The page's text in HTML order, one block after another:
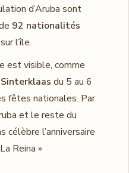
d’Aruba sont
92 nationalités
l’île.
est visible, comme
Sinterklaas du 5 au 6
fêtes nationales. Par
et le reste du
célèbre l’anniversaire
Reina »